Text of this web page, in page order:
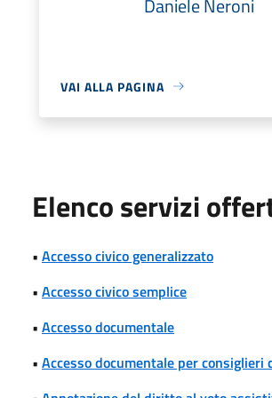
VAI ALLA PAGINA
Elenco servizi
• Accesso civico generalizzato
• Accesso civico semplice
• Accesso documentale
• Accesso documentale per consiglieri